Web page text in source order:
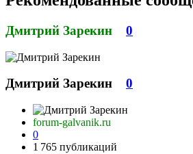
Дмитрий Зарекин 0
Дмитрий Зарекин 0
forum-galvanik.ru
0
1 765 публикаций